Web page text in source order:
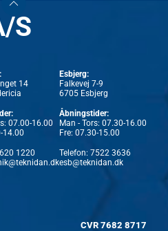
S
14
07.00-16.00
14.00
1220
Esbjerg:
Falkevej 7-9
6705 Esbjerg
Åbningstider:
Man - Tors: 07.30-16.00
Fre: 07.30-15.00
Telefon: 7522 3636
esb@teknidan.dk
CVR 7682 8717